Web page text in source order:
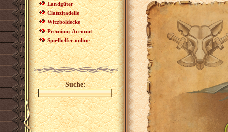
Landgüter
Clanzitadelle
Witzboldecke
Premium-Account
Spielhelfer online
Suche: